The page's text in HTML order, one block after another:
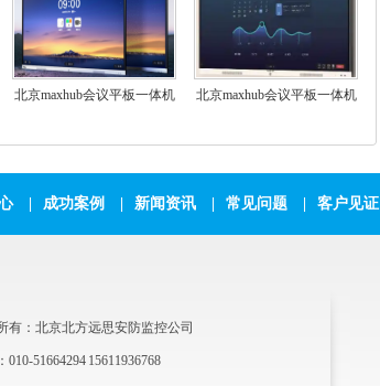
北京maxhub会议平板一体机
北京maxhub会议平板一体机
成功案例 新闻资讯 常见问题 客户见证
有：北京北方远思安防监控公司
010-51664294 15611936768